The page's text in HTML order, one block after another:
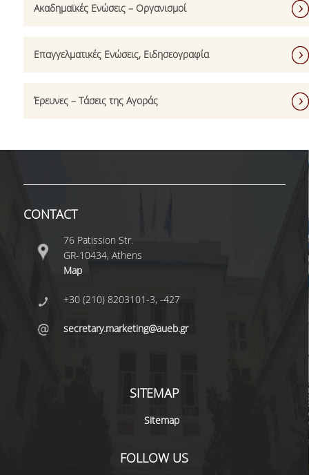
Ακαδημαϊκές Ενώσεις – Οργανισμοί
Επαγγελματικές Ενώσεις, Ειδησεογραφία
Έρευνες – Τάσεις της Αγοράς
CONTACT
76 Patission Str.
GR-10434, Athens
Map
+30 (210) 8203101-3, -427
secretary.marketing@aueb.gr
SITEMAP
Sitemap
FOLLOW US